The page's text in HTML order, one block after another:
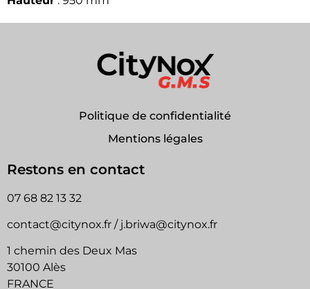
Politique de confidentialité
Mentions légales
Restons en contact
07 68 82 13 32
contact@citynox.fr / j.briwa@citynox.fr
1 chemin des Deux Mas
30100 Alès
FRANCE